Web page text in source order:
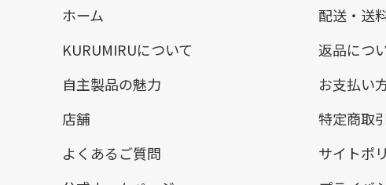
ホーム
KURUMIRUについて
自主製品の魅力
店舗
よくあるご質問
配送・送
返品につ
お支払い
特定商取
サイトポ